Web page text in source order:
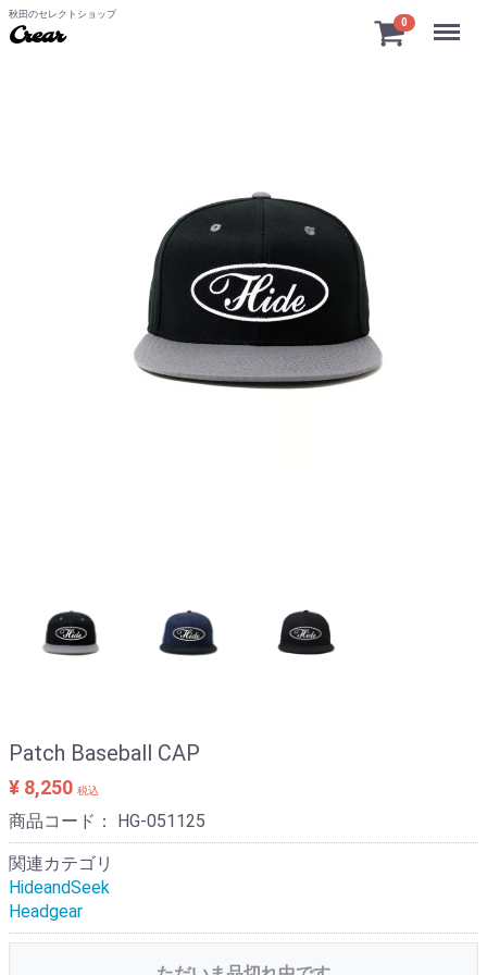
秋田のセレクトショップ
Crear
0 Menu
Patch Baseball CAP
¥ 8,250 税込
商品コード： HG-051125
関連カテゴリ
HideandSeek
Headgear